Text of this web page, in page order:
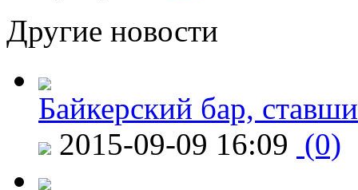
Другие новости
Байкерский бар,
2015-09-09 16:09 (0)